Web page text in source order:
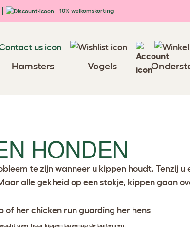
10% welkomskorting
Hamsters Vogels
HONDEN
te zijn wanneer u kippen houdt. Tenzij u
alle gekheid op een stokje, kippen gaan
over haar kippen bovenop de buitenren.